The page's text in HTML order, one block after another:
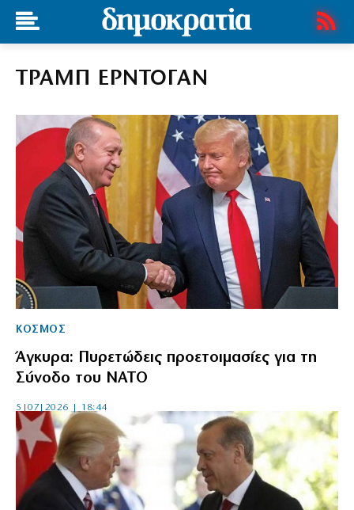
ΤΡΑΜΠ ΕΡΝΤΟΓΑΝ
ΚΟΣΜΟΣ
Άγκυρα: Πυρετώδεις προετοιμασίες για τη
Σύνοδο του ΝΑΤΟ
5|07|2026 | 18:44